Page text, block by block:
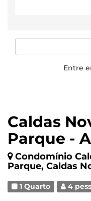
Caldas
Parque -
Condomínio
Parque, Caldas
1 Quarto 4
Entre